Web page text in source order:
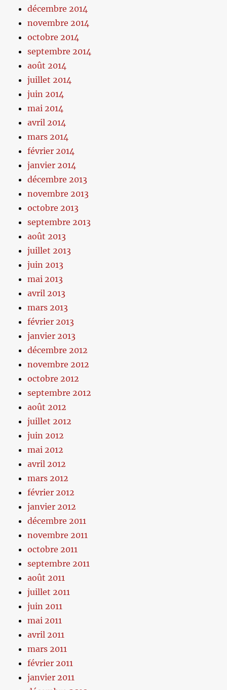
décembre 2014
novembre 2014
octobre 2014
septembre 2014
août 2014
juillet 2014
juin 2014
mai 2014
avril 2014
mars 2014
février 2014
janvier 2014
décembre 2013
novembre 2013
octobre 2013
septembre 2013
août 2013
juillet 2013
juin 2013
mai 2013
avril 2013
mars 2013
février 2013
janvier 2013
décembre 2012
novembre 2012
octobre 2012
septembre 2012
août 2012
juillet 2012
juin 2012
mai 2012
avril 2012
mars 2012
février 2012
janvier 2012
décembre 2011
novembre 2011
octobre 2011
septembre 2011
août 2011
juillet 2011
juin 2011
mai 2011
avril 2011
mars 2011
février 2011
janvier 2011